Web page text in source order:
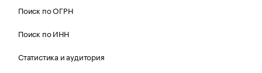
Поиск по ОГРН
Поиск по ИНН
Статистика и аудитория